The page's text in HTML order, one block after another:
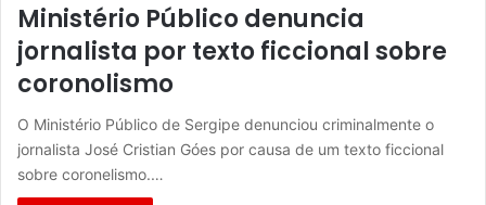
Ministério Público denuncia
jornalista por texto ficcional sobre
coronolismo
O Ministério Público de Sergipe denunciou criminalmente o
jornalista José Cristian Góes por causa de um texto ficcional
sobre coronelismo.…